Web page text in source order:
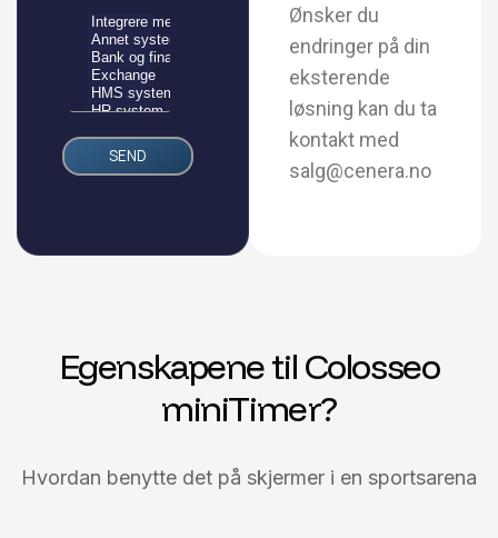
Ønsker du
endringer på din
eksterende
løsning kan du ta
kontakt med
salg@cenera.no
Egenskapene til Colosseo
miniTimer?
Hvordan benytte det på skjermer i en sportsarena